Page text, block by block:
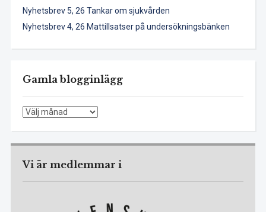
Nyhetsbrev 5, 26 Tankar om sjukvården
Nyhetsbrev 4, 26 Mattillsatser på undersökningsbänken
Gamla blogginlägg
Gamla
Vi är medlemmar i